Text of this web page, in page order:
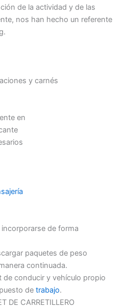
de la actividad y de las
nos han hecho un referente
y carnés
en
de forma
paquetes de peso
continuada.
de conducir y vehículo propio
de trabajo.
DE CARRETILLERO